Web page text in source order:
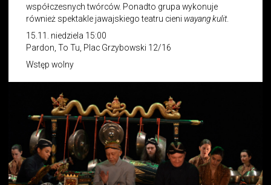
współczesnych twórców. Ponadto grupa wykonuje
również spektakle jawajskiego teatru cieni wayang kulit.
15.11. niedziela 15:00
Pardon, To Tu, Plac Grzybowski 12/16
Wstęp wolny